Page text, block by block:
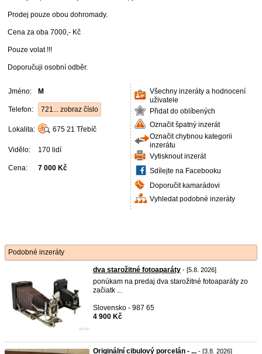
Prodej pouze obou dohromady.
Cena za oba 7000,- Kč
Pouze volat !!!
Doporučuji osobní odběr.
Jméno: M
Telefon: 721... zobraz číslo
Lokalita: 675 21 Třebíč
Vidělo: 170 lidí
Cena: 7 000 Kč
Všechny inzeráty a hodnocení
uživatele
Přidat do oblíbených
Označit špatný inzerát
Označit chybnou kategorii
inzerátu
Vytisknout inzerát
Sdílejte na Facebooku
Doporučit kamarádovi
Vyhledat podobné inzeráty
Podobné inzeráty
dva starožitné fotoaparáty - [5.8. 2026]
ponúkam na predaj dva starožitné fotoaparáty zo
začiatk ...
Slovensko - 987 65
4 900 Kč
Originální cibulový porcelán - ... - [3.8. 2026]